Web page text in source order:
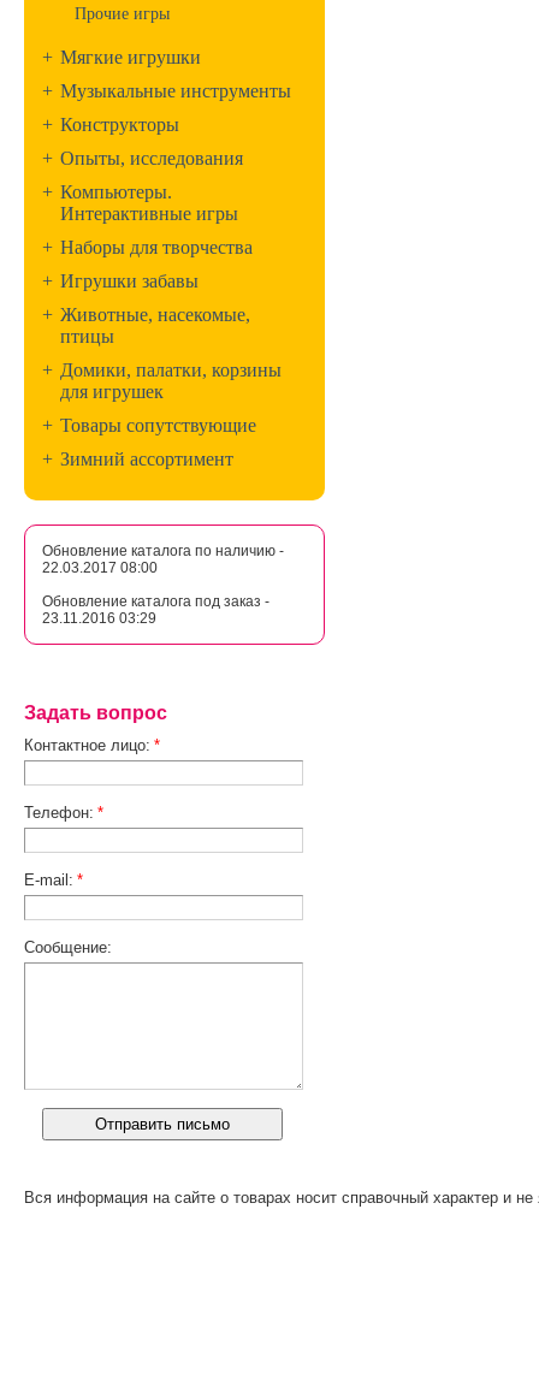
Прочие игры
+ Мягкие игрушки
+ Музыкальные инструменты
+ Конструкторы
+ Опыты, исследования
+ Компьютеры.
Интерактивные игры
+ Наборы для творчества
+ Игрушки забавы
+ Животные, насекомые,
птицы
+ Домики, палатки, корзины
для игрушек
+ Товары сопутствующие
+ Зимний ассортимент
Обновление каталога по наличию -
22.03.2017 08:00
Обновление каталога под заказ -
23.11.2016 03:29
Задать вопрос
Контактное лицо: *
Телефон: *
E-mail: *
Сообщение:
Вся информация на сайте о товарах носит справочный характер и